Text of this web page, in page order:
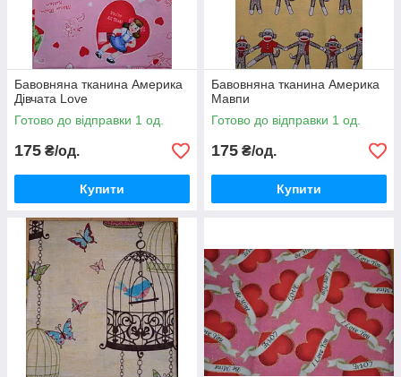
Бавовняна тканина Америка
Дівчата Love
Готово до відправки 1 од.
175 ₴/од.
Купити
Бавовняна тканина Америка
Мавпи
Готово до відправки 1 од.
175 ₴/од.
Купити